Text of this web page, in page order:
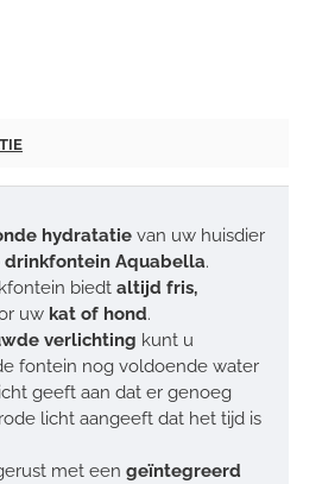
hydratatie van uw huisdier
drinkfontein Aquabella.
biedt altijd fris,
uw kat of hond.
verlichting kunt u
fontein nog voldoende water
geeft aan dat er genoeg
licht aangeeft dat het tijd is
met een geïntegreerd